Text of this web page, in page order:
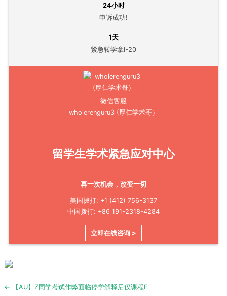
24小时
申诉成功!
1天
紧急转学拿I-20
微信客服
wholerenguru3 (厚仁学术哥）
留学生学术紧急应对中心
再一次机会，改变一切
美国拨打: +1 (412) 756-3137
中国拨打: +86 191-2318-4284
立即在线咨询 >
Post
← 【AU】Z同学考试作弊面临停学解释后仅课程F